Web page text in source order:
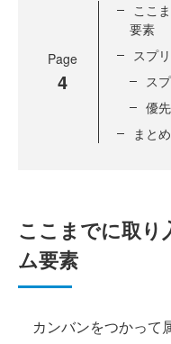
Page
4
ここ
要素
スプ
ス
優
まとめ
ここまでに取り
ム要素
カンバンをつかって